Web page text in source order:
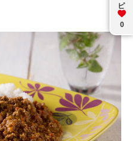
検
ま
す
0